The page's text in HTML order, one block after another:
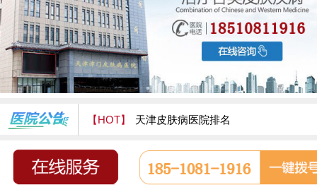
【HOT】 天津皮肤病医院排名
天津津门皮肤病医院怎么样